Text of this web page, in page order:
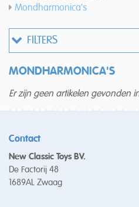
Mondharmonica's
FILTERS
MONDHARMONICA'S
Er zijn geen artikelen gevonden
Contact
New Classic Toys BV.
De Factorij 48
1689AL Zwaag